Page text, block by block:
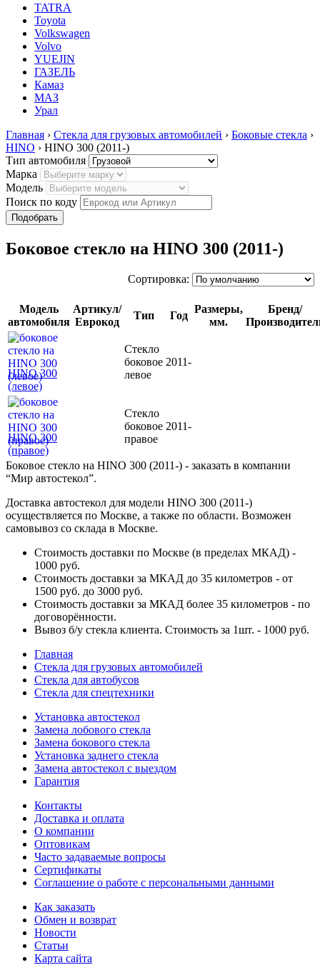
TATRA
Toyota
Volkswagen
Volvo
YUEJIN
ГАЗЕЛЬ
Камаз
МАЗ
Урал
Главная › Стекла для грузовых автомобилей › Боковые стекла ›
HINO › HINO 300 (2011-)
Тип автомобиля
Марка
Модель
Поиск по коду
Боковое стекло на HINO 300 (2011-)
Сортировка:
Модель
автомобиля
Артикул/
Еврокод
Тип Год
Размеры,
мм.
Бренд/
HINO 300
(левое)
Стекло
боковое
левое
2011-
HINO 300
(правое)
Стекло
боковое
правое
2011-
Боковое стекло на HINO 300 (2011-) - заказать в компании
“Мир автостекол”.
Доставка автостекол для модели HINO 300 (2011-)
осуществляется по Москве, а также по области. Возможен
самовывоз со склада в Москве.
Стоимость доставки по Москве (в пределах МКАД) -
1000 руб.
Стоимость доставки за МКАД до 35 километров - от
1500 руб. до 3000 руб.
Стоимость доставки за МКАД более 35 километров - по
договорённости.
Вывоз б/у стекла клиента. Стоимость за 1шт. - 1000 руб.
Главная
Стекла для грузовых автомобилей
Стекла для автобусов
Стекла для спецтехники
Установка автостекол
Замена лобового стекла
Замена бокового стекла
Установка заднего стекла
Замена автостекол с выездом
Гарантия
Контакты
Доставка и оплата
О компании
Оптовикам
Часто задаваемые вопросы
Сертификаты
Соглашение о работе с персональными данными
Как заказать
Обмен и возврат
Новости
Статьи
Карта сайта